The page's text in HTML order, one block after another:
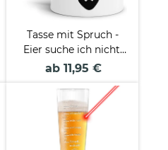
Tasse mit Spruch -
Eier suche ich nicht,
Eier hab ich - Weiß
ab 11,95 €